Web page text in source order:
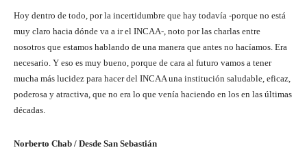
Hoy dentro de todo, por la incertidumbre que hay todavía -porque no está
muy claro hacia dónde va a ir el INCAA-, noto por las charlas entre
nosotros que estamos hablando de una manera que antes no hacíamos. Era
necesario. Y eso es muy bueno, porque de cara al futuro vamos a tener
mucha más lucidez para hacer del INCAA una institución saludable, eficaz,
poderosa y atractiva, que no era lo que venía haciendo en los en las últimas
décadas.
Norberto Chab / Desde San Sebastián